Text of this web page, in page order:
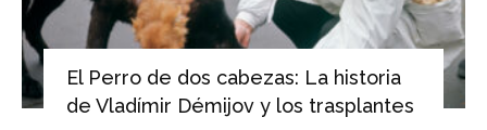
El Perro de dos cabezas: La historia
de Vladímir Démijov y los trasplantes